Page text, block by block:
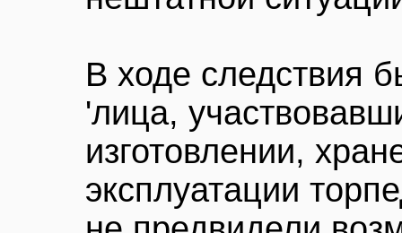
В ходе следствия
'лица,
изготовлении,
эксплуатации